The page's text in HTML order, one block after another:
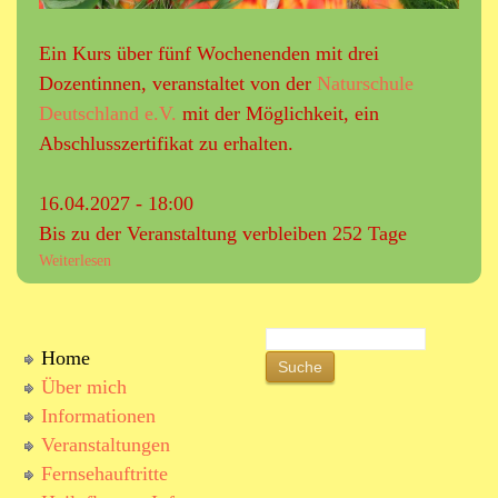
e
m
ö
i
c
)
g
e
h
ö
Ein Kurs über fünf Wochenenden mit drei
Dozentinnen, veranstaltet von der Naturschule
Deutschland e.V. mit der Möglichkeit, ein
Abschlusszertifikat zu erhalten.
16.04.2027 - 18:00
Bis zu der Veranstaltung verbleiben 252 Tage
Weiterlesen
b
e
t
e
r
Home
Über mich
Informationen
Veranstaltungen
Fernsehauftritte
c